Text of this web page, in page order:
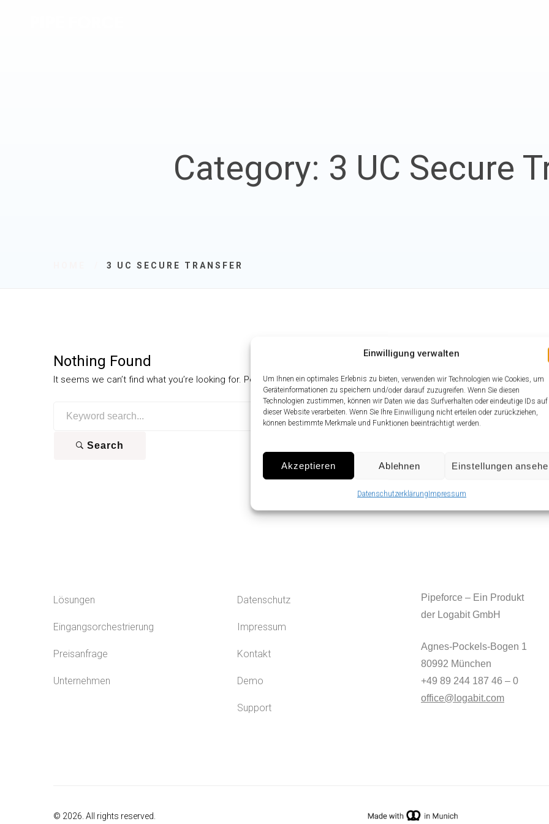
Einwilligung verwalten
Um Ihnen ein optimales Erlebnis zu bieten, verwenden wir Technologien wie Cookies, um
Geräteinformationen zu speichern und/oder darauf zuzugreifen. Wenn Sie diesen
Technologien zustimmen, können wir Daten wie das Surfverhalten oder eindeutige IDs auf
dieser Website verarbeiten. Wenn Sie Ihre Einwilligung nicht erteilen oder zurückziehen,
können bestimmte Merkmale und Funktionen beeinträchtigt werden.
Akzeptieren Ablehnen Einstellungen
DatenschutzerklärungImpressum
Category: 3 UC Secure
3 UC SECURE TRANSFER
Nothing Found
It seems we can’t find what you’re looking for. Perhaps searching can help.
Search
Lösungen
Eingangsorchestrierung
Preisanfrage
Unternehmen
Datenschutz
Impressum
Kontakt
Demo
Support
Pipeforce – Ein Produkt
der Logabit GmbH
Agnes-Pockels-Bogen 1
80992 München
+49 89 244 187 46 – 0
office@logabit.com
© 2026. All rights reserved.